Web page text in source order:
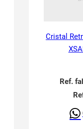
Cristal
Ref.